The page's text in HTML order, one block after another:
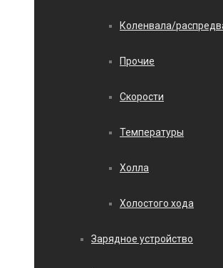
Коленвала/
Прочие
Скорости
Температуры
Холла
Холостого хода
Зарядное устройство